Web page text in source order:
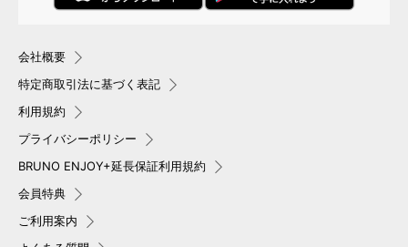
会社概要
特定商取引法に基づく表記
利用規約
プライバシーポリシー
BRUNO ENJOY+延長保証利用規約
会員特典
ご利用案内